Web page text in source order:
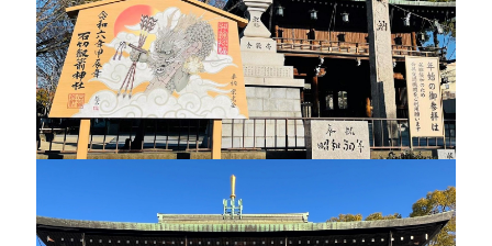
日本三大神社－春日大社
園區內到處有梅花鹿蹤跡
奈良最為人熟知的莫過於東大寺及奈良鹿公園，位在
奈良公園內的《春日大社》則是1300年前奈良建都
時，為祈求國家繁榮、國民幸福，而興建的雄偉社
殿，並與《伊勢神宮》、《石清水八幡宮》同為日本